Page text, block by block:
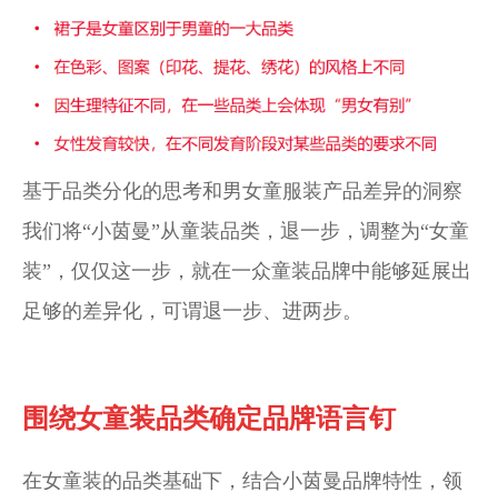
基于品类分化的思考和男女童服装产品差异的洞察
我们将“小茵曼”从童装品类，退一步，调整为“女童
装”，仅仅这一步，就在一众童装品牌中能够延展出
足够的差异化，可谓退一步、进两步。
围绕女童装品类确定品牌语言钉
在女童装的品类基础下，结合小茵曼品牌特性，领